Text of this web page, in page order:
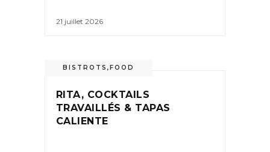
21 juillet 2026
BISTROTS , FOOD
RITA, COCKTAILS
TRAVAILLÉS & TAPAS
CALIENTE